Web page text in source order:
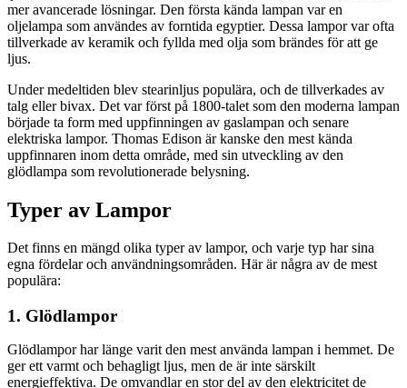
mer avancerade lösningar. Den första kända lampan var en
oljelampa som användes av forntida egyptier. Dessa lampor var ofta
tillverkade av keramik och fyllda med olja som brändes för att ge
ljus.
Under medeltiden blev stearinljus populära, och de tillverkades av
talg eller bivax. Det var först på 1800-talet som den moderna lampan
började ta form med uppfinningen av gaslampan och senare
elektriska lampor. Thomas Edison är kanske den mest kända
uppfinnaren inom detta område, med sin utveckling av den
glödlampa som revolutionerade belysning.
Typer av Lampor
Det finns en mängd olika typer av lampor, och varje typ har sina
egna fördelar och användningsområden. Här är några av de mest
populära:
1. Glödlampor
Glödlampor har länge varit den mest använda lampan i hemmet. De
ger ett varmt och behagligt ljus, men de är inte särskilt
energieffektiva. De omvandlar en stor del av den elektricitet de